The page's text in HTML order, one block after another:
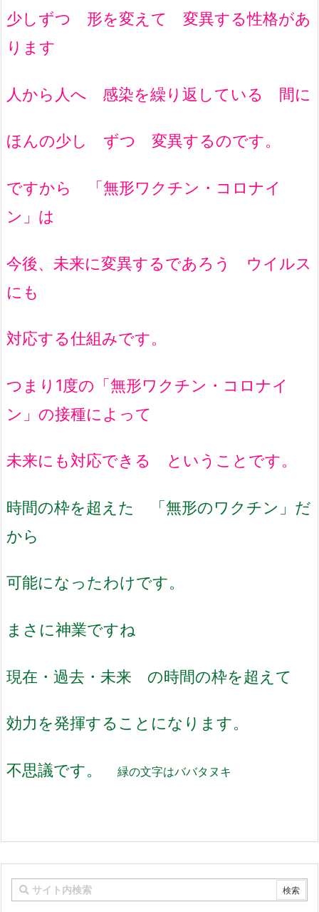
少しずつ 形を変えて 変異する性格があ
ります
人から人へ 感染を繰り返している 間に
ほんの少し ずつ 変異するのです。
ですから 「無形ワクチン・コロナイ
ン」は
今後、未来に変異するであろう ウイルス
にも
対応する仕組みです。
つまり1度の「無形ワクチン・コロナイ
ン」の接種によって
未来にも対応できる ということです。
時間の枠を超えた 「無形のワクチン」だ
から
可能になったわけです。
まさに神業ですね
現在・過去・未来 の時間の枠を超えて
効力を発揮することになります。
不思議です。 緑の文字はババタヌキ